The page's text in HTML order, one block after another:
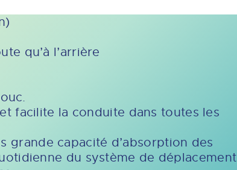
qu’à l’arrière
facilite la conduite dans toutes les
grande capacité d’absorption des
du système de déplacement